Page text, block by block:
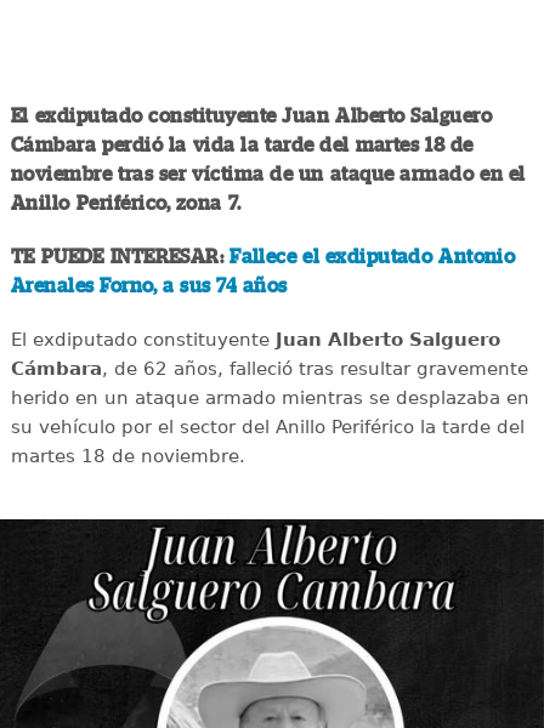
El exdiputado constituyente Juan Alberto Salguero
Cámbara perdió la vida la tarde del martes 18 de
noviembre tras ser víctima de un ataque armado en el
Anillo Periférico, zona 7.
TE PUEDE INTERESAR:Fallece el exdiputado Antonio
Arenales Forno, a sus 74 años
El exdiputado constituyente Juan Alberto Salguero
Cámbara, de 62 años, falleció tras resultar gravemente
herido en un ataque armado mientras se desplazaba en
su vehículo por el sector del Anillo Periférico la tarde del
martes 18 de noviembre.